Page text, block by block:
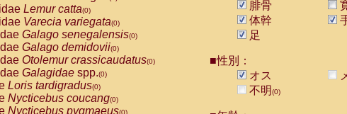
Alouatta seniculus
Alouattaspp.(0)
Ateles belzebuth(0)
Ateles geoffroyi(0)
Ateles paniscus(0)
Atelesspp.(0)
Lagothrix lagothricha
Lagothrix lagothricha cana
Cacajao calvus rubicundus
Lemur catta(0)
Varecia variegata(0)
Galago senegalensis(0)
Galago demidovii(0)
Otolemur crassicaudatus(0)
Galagidae spp.(0)
Loris tardigradus(0)
Nycticebus coucang(0)
Nycticebus pygmaeus(0)
腓骨
体幹
足
■性別：
オス
不明(0)